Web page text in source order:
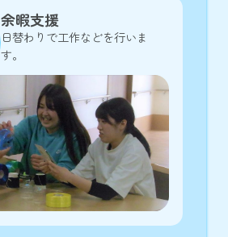
余暇支援
日替わりで工作などを行いま
す。